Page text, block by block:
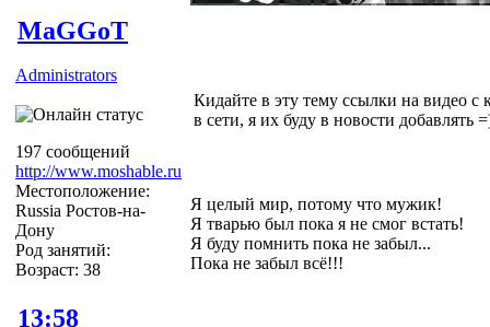
MaGGoT
Administrators
197 сообщений
http://www.moshable.ru
Местоположение:
Russia Ростов-на-
Дону
Род занятий:
Возраст: 38
Кидайте в эту тему ссылки на видео с
в сети, я их буду в новости добавлять
Я целый мир, потому что мужик!
Я тварью был пока я не смог встать!
Я буду помнить пока не забыл...
Пока не забыл всё!!!
13:58